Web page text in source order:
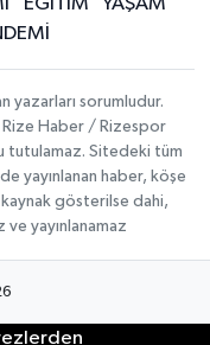
EĞİTİM
YAŞAM
yazarları sorumludur.
Rize Haber / Rizespor
tutulamaz. Sitedeki tüm
yayınlanan haber, köşe
kaynak gösterilse dahi,
ve yayınlanamaz